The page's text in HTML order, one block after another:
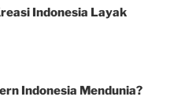
Indonesia Layak
Indonesia Mendunia?